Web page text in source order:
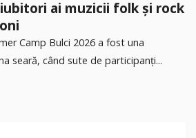
ai muzicii folk și rock
Camp Bulci 2026 a fost una
seară, când sute de participanți...